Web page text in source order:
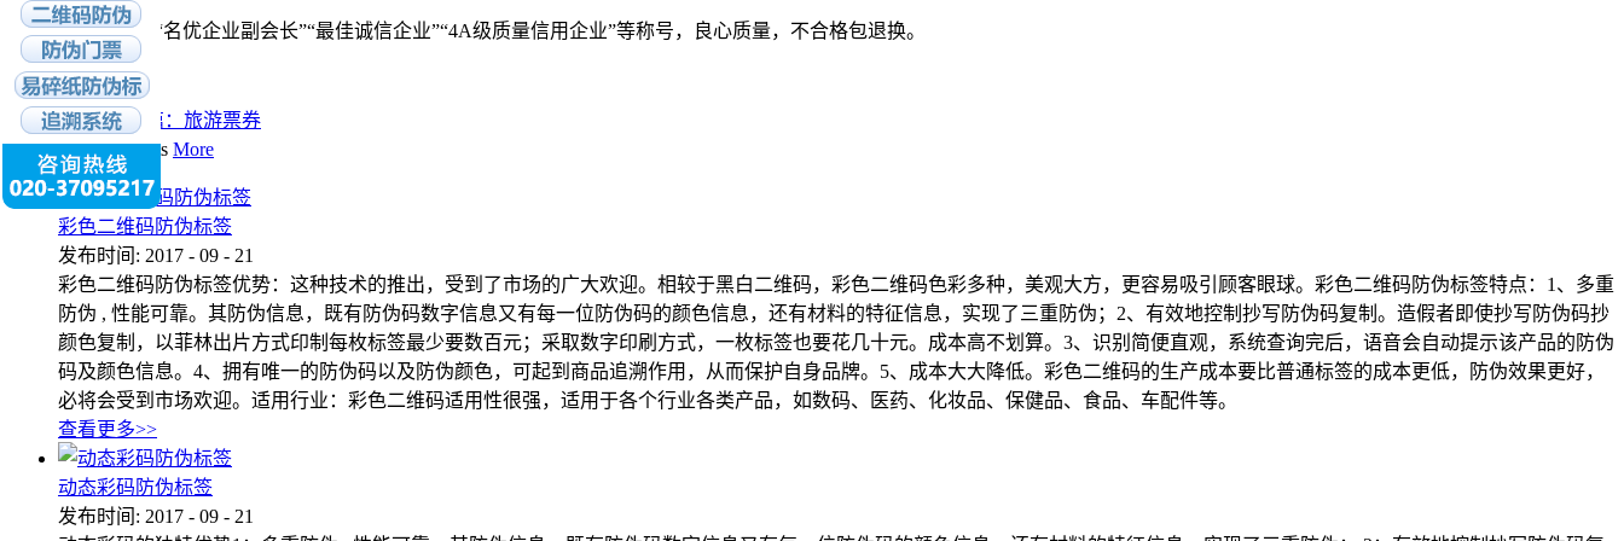
3、公司荣获“名优企业副会长”“最佳诚信企业”“4A级质量信用企业”等称号，良心质量，不合格包退换。
上一篇：无下一篇： 旅游票券
相关推荐 / Products More
彩色二维码防伪标签
发布时间: 2017 - 09 - 21
彩色二维码防伪标签优势：这种技术的推出，受到了市场的广大欢迎。相较于黑白二维码，彩色二维码色彩多种，美观大方，更容易吸引顾客眼球。彩色二维码防伪标签特点：1、多重
防伪 , 性能可靠。其防伪信息，既有防伪码数字信息又有每一位防伪码的颜色信息，还有材料的特征信息，实现了三重防伪；2、有效地控制抄写防伪码复制。造假者即使抄写防伪码抄
颜色复制，以菲林出片方式印制每枚标签最少要数百元；采取数字印刷方式，一枚标签也要花几十元。成本高不划算。3、识别简便直观，系统查询完后，语音会自动提示该产品的防伪
码及颜色信息。4、拥有唯一的防伪码以及防伪颜色，可起到商品追溯作用，从而保护自身品牌。5、成本大大降低。彩色二维码的生产成本要比普通标签的成本更低，防伪效果更好，
必将会受到市场欢迎。适用行业：彩色二维码适用性很强，适用于各个行业各类产品，如数码、医药、化妆品、保健品、食品、车配件等。
查看更多>>
动态彩码防伪标签
发布时间: 2017 - 09 - 21